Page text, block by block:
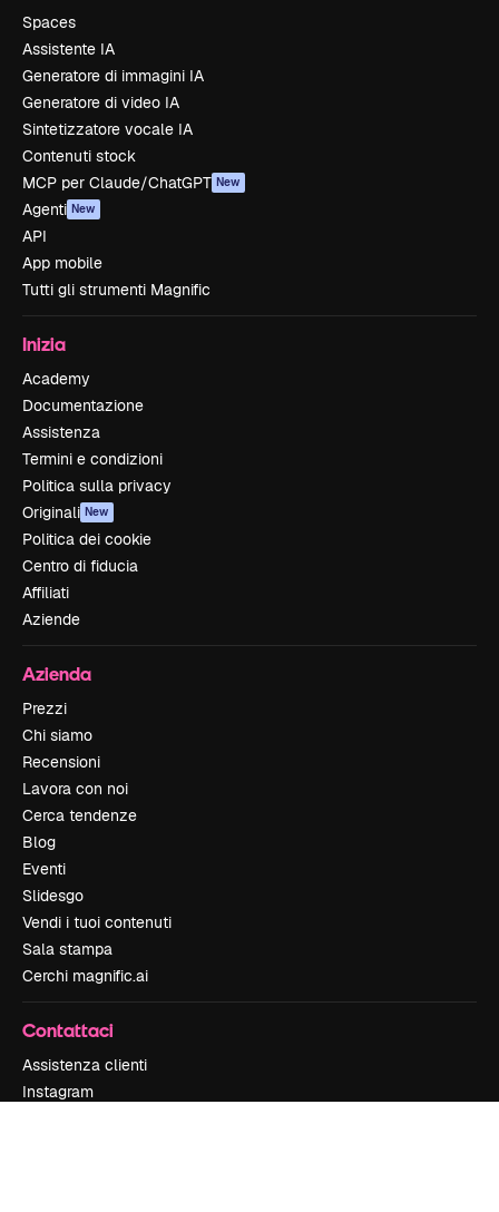
Spaces
Assistente IA
Generatore di immagini IA
Generatore di video IA
Sintetizzatore vocale IA
Contenuti stock
MCP per Claude/ChatGPT New
Agenti New
API
App mobile
Tutti gli strumenti Magnific
Inizia
Academy
Documentazione
Assistenza
Termini e condizioni
Politica sulla privacy
Originali New
Politica dei cookie
Centro di fiducia
Affiliati
Aziende
Azienda
Prezzi
Chi siamo
Recensioni
Lavora con noi
Cerca tendenze
Blog
Eventi
Slidesgo
Vendi i tuoi contenuti
Sala stampa
Cerchi magnific.ai
Contattaci
Assistenza clienti
Instagram